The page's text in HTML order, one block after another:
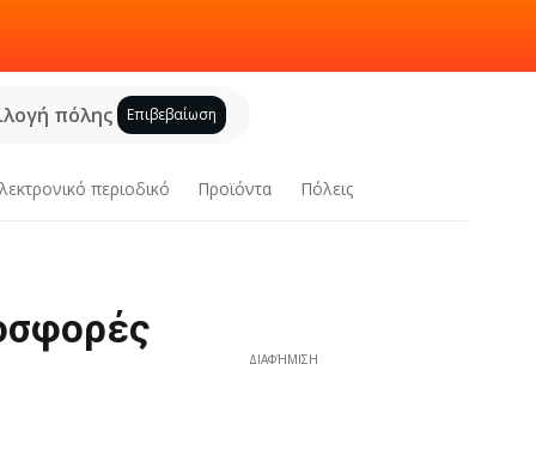
πόλης Επιβεβαίωση
περιοδικό Προϊόντα Πόλεις
ΔΙΑΦΉΜΙΣΗ